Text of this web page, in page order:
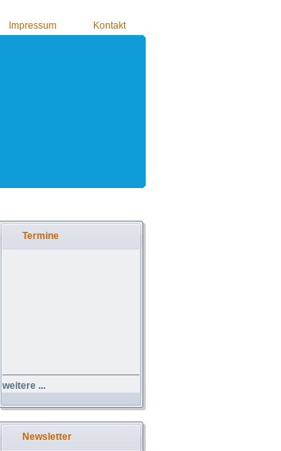
Impressum Kontakt
Termine
weitere ...
Newsletter